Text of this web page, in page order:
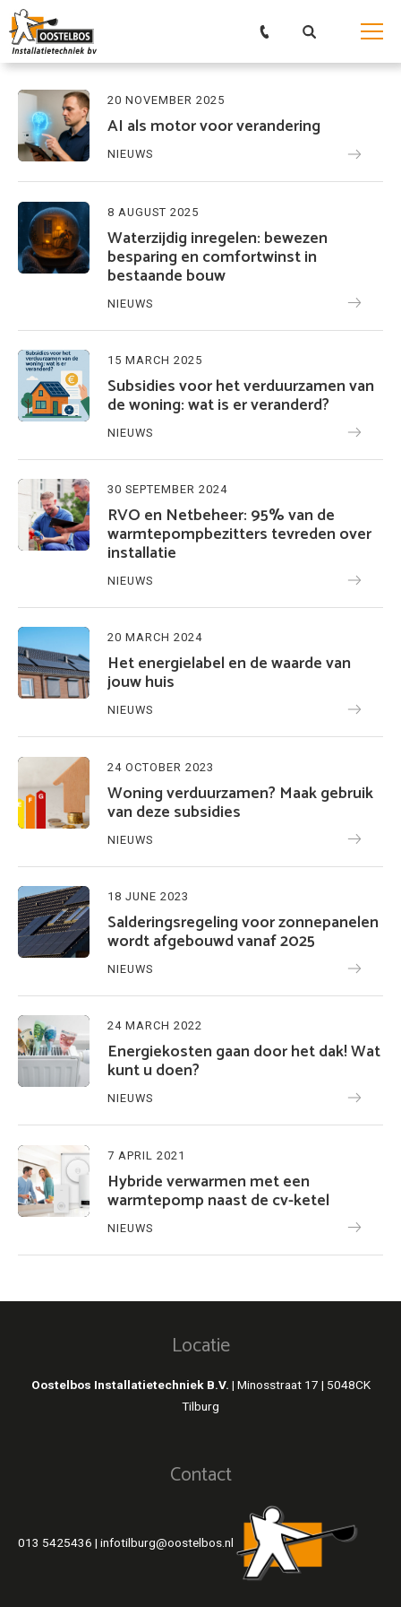
20 NOVEMBER 2025
AI als motor voor verandering
NIEUWS
8 AUGUST 2025
Waterzijdig inregelen: bewezen
besparing en comfortwinst in
bestaande bouw
NIEUWS
15 MARCH 2025
Subsidies voor het verduurzamen van
de woning: wat is er veranderd?
NIEUWS
30 SEPTEMBER 2024
RVO en Netbeheer: 95% van de
warmtepompbezitters tevreden over
installatie
NIEUWS
20 MARCH 2024
Het energielabel en de waarde van
jouw huis
NIEUWS
24 OCTOBER 2023
Woning verduurzamen? Maak gebruik
van deze subsidies
NIEUWS
18 JUNE 2023
Salderingsregeling voor zonnepanelen
wordt afgebouwd vanaf 2025
NIEUWS
24 MARCH 2022
Energiekosten gaan door het dak! Wat
kunt u doen?
NIEUWS
7 APRIL 2021
Hybride verwarmen met een
warmtepomp naast de cv-ketel
NIEUWS
Locatie
Oostelbos Installatietechniek B.V. | Minosstraat 17 | 5048CK
Tilburg
Contact
013 5425436 | infotilburg@oostelbos.nl